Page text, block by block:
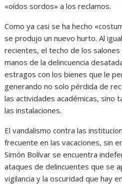
«oídos sordos» a los reclamos.
Como ya casi se ha hecho
se produjo un nuevo hurto. Al
recientes, el techo de los
manos de la delincuencia
estragos con los bienes que le
generando no solo pérdida de
las actividades académicas, sino
las instalaciones.
El vandalismo contra las
frecuente en las vacaciones, sin
Simón Bolívar se encuentra
ataques de delincuentes que se
vigilancia y la oscuridad que hay